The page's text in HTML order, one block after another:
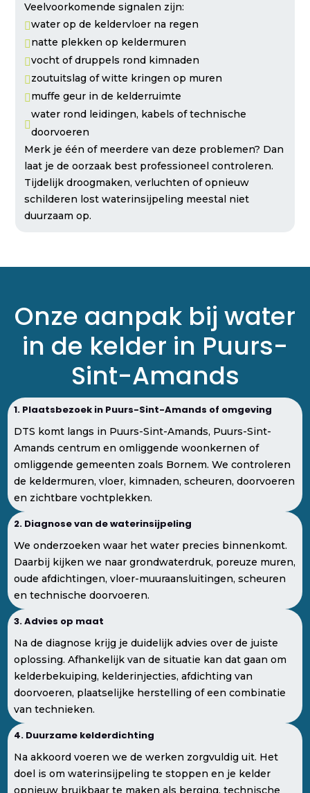
Veelvoorkomende signalen zijn:
water op de keldervloer na regen
natte plekken op keldermuren
vocht of druppels rond kimnaden
zoutuitslag of witte kringen op muren
muffe geur in de kelderruimte

water rond leidingen, kabels of technische
doorvoeren
Merk je één of meerdere van deze problemen? Dan
laat je de oorzaak best professioneel controleren.
Tijdelijk droogmaken, verluchten of opnieuw
schilderen lost waterinsijpeling meestal niet
duurzaam op.
Onze aanpak bij water
in de kelder in Puurs-
Sint-Amands
1. Plaatsbezoek in Puurs-Sint-Amands of omgeving
DTS komt langs in Puurs-Sint-Amands, Puurs-Sint-
Amands centrum en omliggende woonkernen of
omliggende gemeenten zoals Bornem. We controleren
de keldermuren, vloer, kimnaden, scheuren, doorvoeren
en zichtbare vochtplekken.
2. Diagnose van de waterinsijpeling
We onderzoeken waar het water precies binnenkomt.
Daarbij kijken we naar grondwaterdruk, poreuze muren,
oude afdichtingen, vloer-muuraansluitingen, scheuren
en technische doorvoeren.
3. Advies op maat
Na de diagnose krijg je duidelijk advies over de juiste
oplossing. Afhankelijk van de situatie kan dat gaan om
kelderbekuiping, kelderinjecties, afdichting van
doorvoeren, plaatselijke herstelling of een combinatie
van technieken.
4. Duurzame kelderdichting
Na akkoord voeren we de werken zorgvuldig uit. Het
doel is om waterinsijpeling te stoppen en je kelder
opnieuw bruikbaar te maken als berging, technische